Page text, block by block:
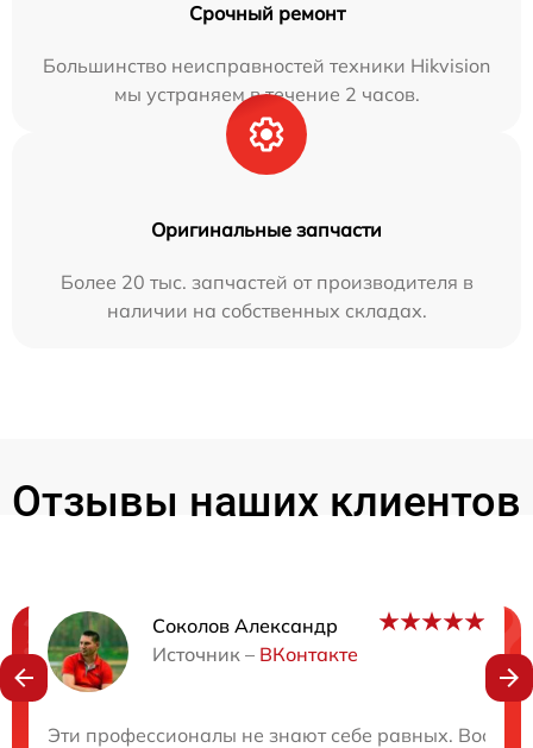
Срочный ремонт
Большинство неисправностей техники Hikvision
мы устраняем в течение 2 часов.
Оригинальные запчасти
Более 20 тыс. запчастей от производителя в
наличии на собственных складах.
Отзывы наших клиентов
Соколов Александр
Источник – ВКонтакте
Эти профессионалы не знают себе равных.
Нужна консультация?